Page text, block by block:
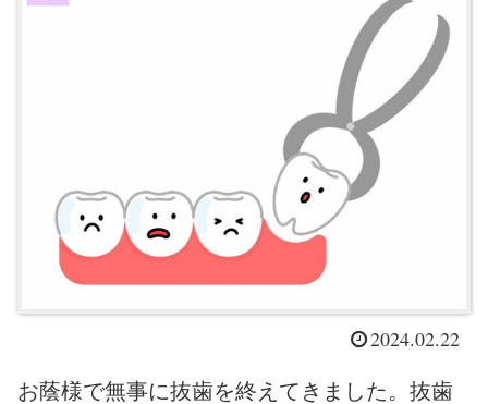
2024.02.22
お蔭様で無事に抜歯を終えてきました。抜歯